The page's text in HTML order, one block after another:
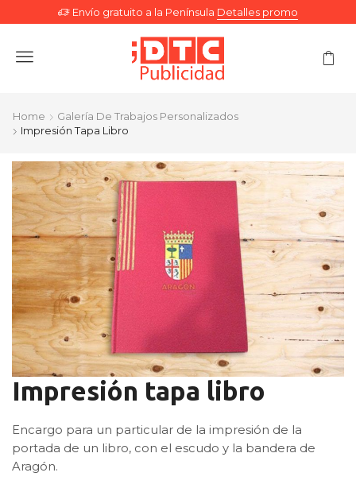
Envío gratuito a la Península Detalles promo
Menu
Home
Galería De Trabajos Personalizados
Impresión Tapa Libro
Impresión tapa libro
Encargo para un particular de la impresión de la
portada de un libro, con el escudo y la bandera de
Aragón.